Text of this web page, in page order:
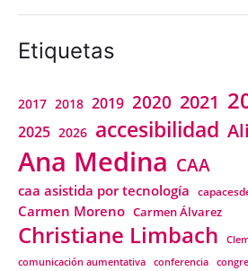
Etiquetas
2017 2018 2019 2020 2021
2025 2026 accesibilidad
Ana Medina CAA
caa asistida por tecnología
Carmen Moreno Carmen Álvarez
Christiane Limbach
comunicación aumentativa
conferencia